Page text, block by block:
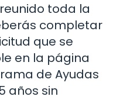
toda la
completar
que se
en la página
de Ayudas
años sin